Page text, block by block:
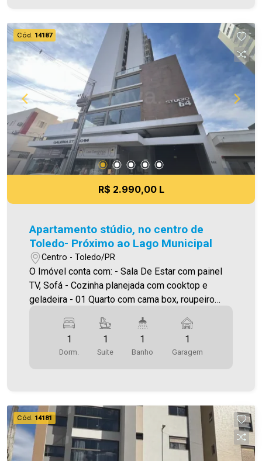
bem como a taxa de mudança informados estão
sujeitos a alteração sem prévio aviso, e varia de
acordo com o custo de administração e gastos
do condomínio. Aproveite essa oportunidade! A
hora de encontrar o seu novo lar É AGORA!
Imobiliária Ativa, sinta-se em casa!
Cód. 14187
R$ 2.990,00 L
Apartamento stúdio, no centro de
Toledo- Próximo ao Lago Municipal
Centro - Toledo/PR
O Imóvel conta com: - Sala De Estar com painel
TV, Sofá - Cozinha planejada com cooktop e
geladeira - 01 Quarto com cama box, roupeiro
planejados - 1 vaga de garagem coberta *Portão
Eletrônico e Interfone *Elevador Área privativa
42,02m² Será cobrado FCI (Fundo de
Imobiliária Ativa possui hoje uma das maiores
carteiras de imóveis administrados da cidade,
atuando com excelência tanto na locação quanto
na venda. Aproveite essa oportunidade, agende
1
Dorm.
1
Suite
1
Banho
1
Garagem
Cód. 14181